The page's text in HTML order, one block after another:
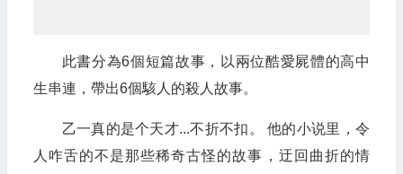
此書分為6個短篇故事，以兩位酷愛屍體的高中
生串連，帶出6個駭人的殺人故事。
乙一真的是个天才...不折不扣。 他的小说里，令
人咋舌的不是那些稀奇古怪的故事，迂回曲折的情